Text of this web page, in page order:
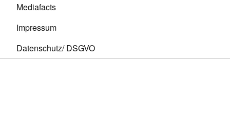
Mediafacts
Impressum
Datenschutz/ DSGVO